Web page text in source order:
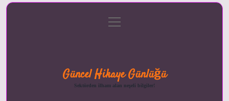
menüyü
aç
Güncel Hikaye Günlüğü
Sektörden ilham alan neşeli bilgiler!